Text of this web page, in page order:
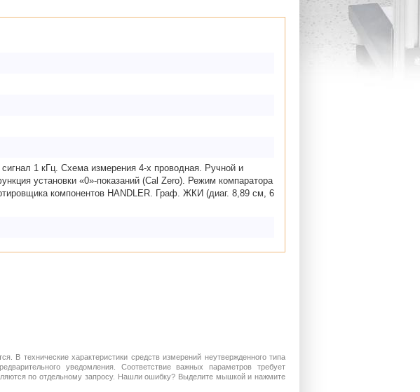
1 кГц. Схема измерения 4-х проводная. Ручной и
установки «0»-показаний (Cal Zero). Режим компаратора
компонентов HANDLER. Граф. ЖКИ (диаг. 8,89 см, 6
В технические характеристики средств измерений неутвержденного типа
уведомления. Соответствие важных параметров требует
по отдельному запросу. Нашли ошибку? Выделите мышкой и нажмите